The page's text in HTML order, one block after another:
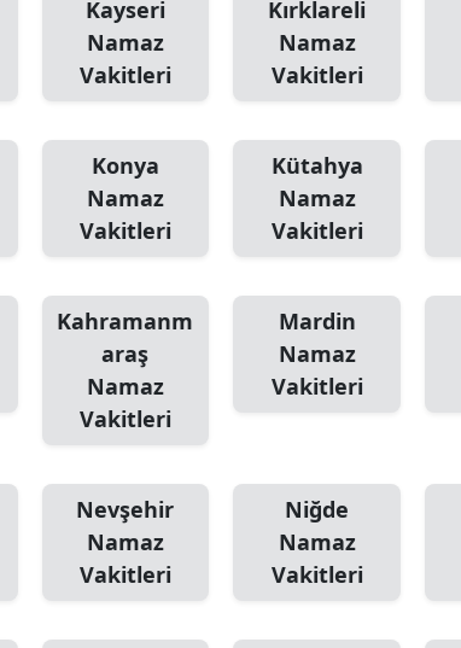
Kayseri
Namaz
Vakitleri
Kırklareli
Namaz
Vakitleri
Konya
Namaz
Vakitleri
Kütahya
Namaz
Vakitleri
Kahramanm
araş
Namaz
Vakitleri
Mardin
Namaz
Vakitleri
Nevşehir
Namaz
Vakitleri
Niğde
Namaz
Vakitleri